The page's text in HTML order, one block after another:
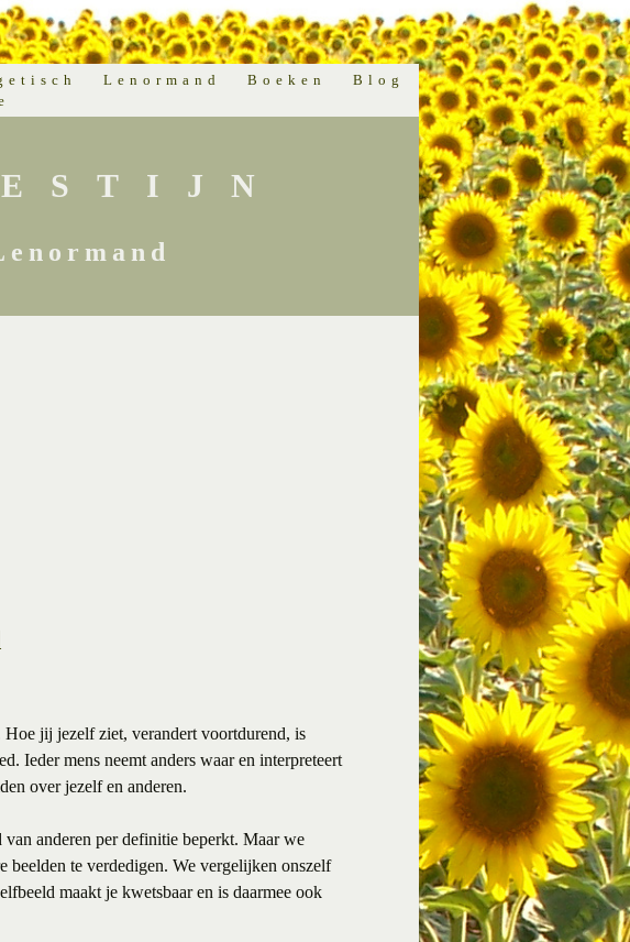
Lenormand Boeken
Blog
jij jezelf ziet, verandert voortdurend, is
Ieder mens neemt anders waar en interpreteert
over jezelf en anderen.
anderen per definitie beperkt. Maar we
beelden te verdedigen. We vergelijken onszelf
maakt je kwetsbaar en is daarmee ook